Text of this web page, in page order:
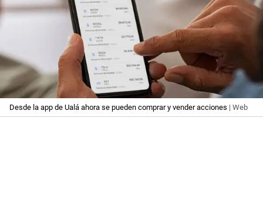
Desde la app de Ualá ahora se pueden comprar y vender acciones | Web